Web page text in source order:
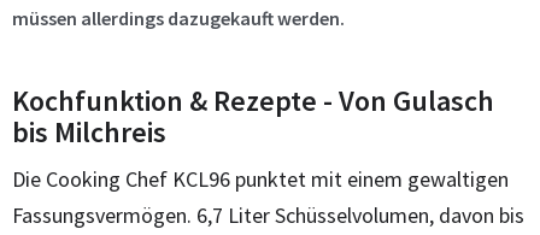
müssen allerdings dazugekauft werden.
Kochfunktion & Rezepte - Von Gulasch
bis Milchreis
Die Cooking Chef KCL96 punktet mit einem gewaltigen
Fassungsvermögen. 6,7 Liter Schüsselvolumen, davon bis